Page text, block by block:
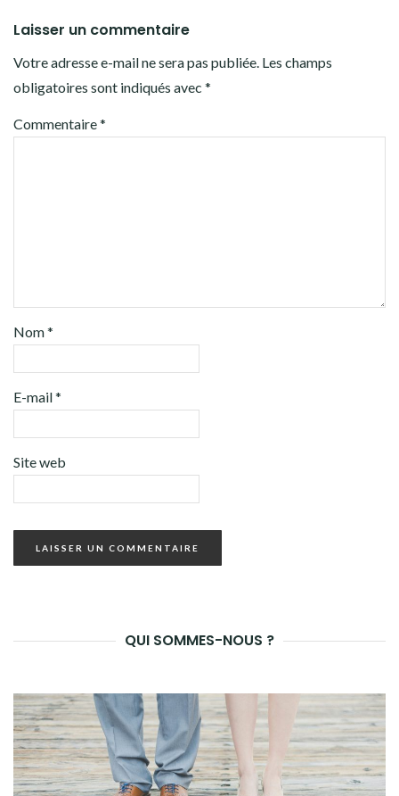
Laisser un commentaire
Votre adresse e-mail ne sera pas publiée. Les champs
obligatoires sont indiqués avec *
Commentaire*
Nom*
E-mail*
Site web
QUI SOMMES-NOUS ?